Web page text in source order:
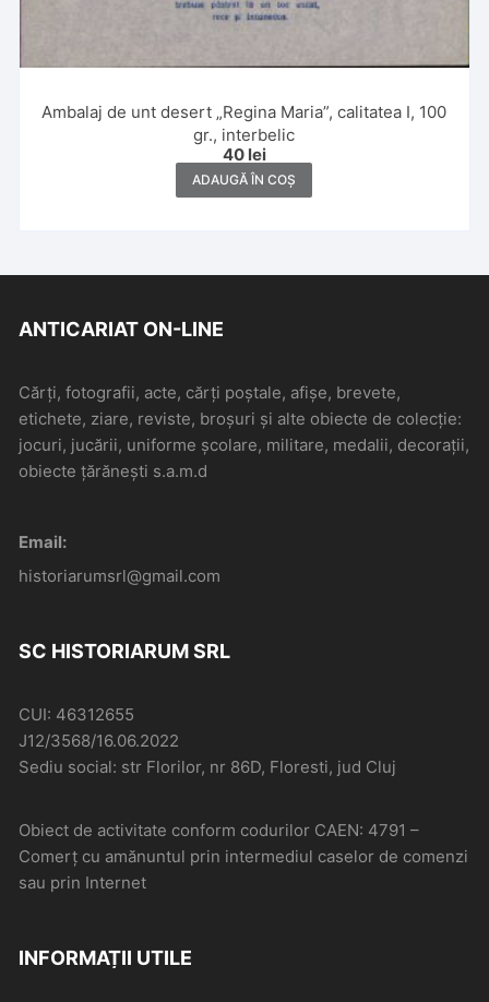
Ambalaj de unt desert „Regina Maria”, calitatea I, 100
gr., interbelic
40 lei
ADAUGĂ ÎN COȘ
ANTICARIAT ON-LINE
Cărți, fotografii, acte, cărți poștale, afișe, brevete,
etichete, ziare, reviste, broșuri și alte obiecte de colecție:
jocuri, jucării, uniforme școlare, militare, medalii, decorații,
obiecte țărănești s.a.m.d
Email:
historiarumsrl@gmail.com
SC HISTORIARUM SRL
CUI: 46312655
J12/3568/16.06.2022
Sediu social: str Florilor, nr 86D, Floresti, jud Cluj
Obiect de activitate conform codurilor CAEN: 4791 –
Comerţ cu amănuntul prin intermediul caselor de comenzi
sau prin Internet
INFORMAȚII UTILE